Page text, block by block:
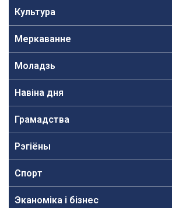
Культура
Меркаванне
Моладзь
Навiна дня
Грамадства
Рэгіёны
Спорт
Эканоміка і бізнес